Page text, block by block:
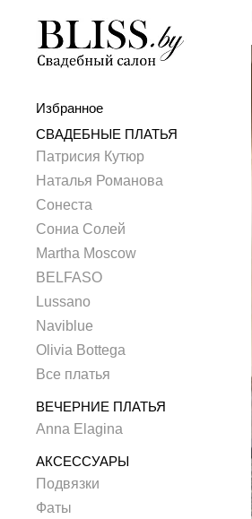
Избранное
СВАДЕБНЫЕ ПЛАТЬЯ
Патрисия Кутюр
Наталья Романова
Сонеста
Сониа Солей
Martha Moscow
BELFASO
Lussano
Naviblue
Olivia Bottega
Все платья
ВЕЧЕРНИЕ ПЛАТЬЯ
Anna Elagina
АКСЕССУАРЫ
Подвязки
Фаты